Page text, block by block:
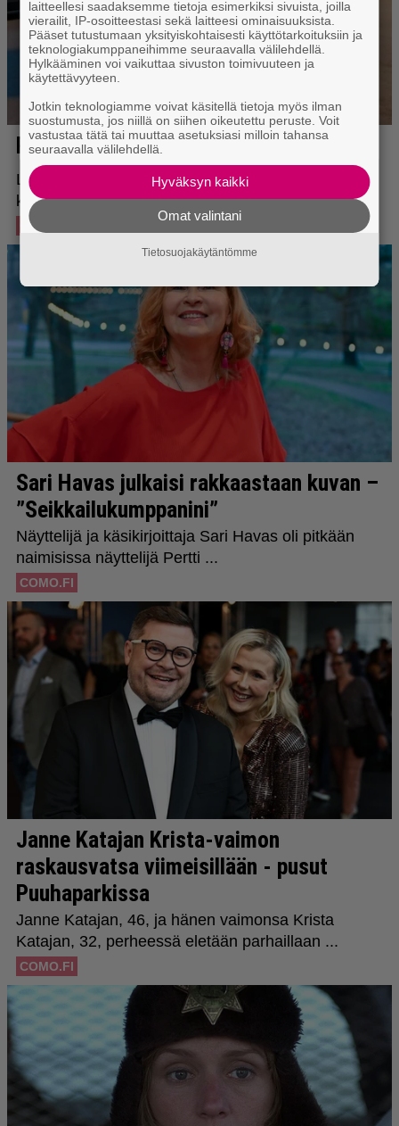
laitteellesi saadaksemme tietoja esimerkiksi sivuista, joilla
vierailit, IP-osoitteestasi sekä laitteesi ominaisuuksista.
Pääset tutustumaan yksityiskohtaisesti käyttötarkoituksiin ja
teknologiakumppaneihimme seuraavalla välilehdellä.
Hylkääminen voi vaikuttaa sivuston toimivuuteen ja
käytettävyyteen.
Jotkin teknologiamme voivat käsitellä tietoja myös ilman
suostumusta, jos niillä on siihen oikeutettu peruste. Voit
vastustaa tätä tai muuttaa asetuksiasi milloin tahansa
seuraavalla välilehdellä.
Hyväksyn kaikki
Omat valintani
Tietosuojakäytäntömme